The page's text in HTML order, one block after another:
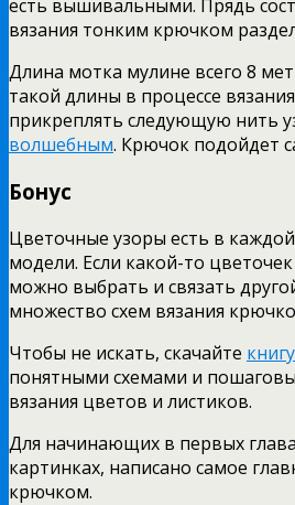
есть вышивальными. Прядь
вязания тонким крючком
Длина мотка мулине всего 8
такой длины в процессе
прикреплять следующую нить
волшебным. Крючок подойдет
Бонус
Цветочные узоры есть в
модели. Если какой-то
можно выбрать и связать
множество схем вязания
Чтобы не искать, скачайте
понятными схемами и
вязания цветов и листиков.
Для начинающих в первых
картинках, написано самое
крючком.